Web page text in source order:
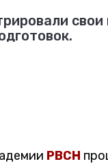
свои
РВСН